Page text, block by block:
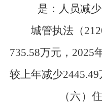
是： 人员减少
城管执法 （
735.58万元， 2025
较上年减少2445.49
（六）